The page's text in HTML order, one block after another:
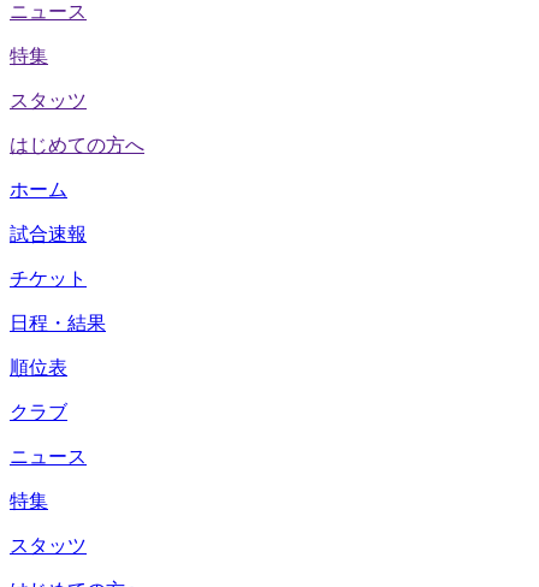
ニュース
特集
スタッツ
はじめての方へ
ホーム
試合速報
チケット
日程・結果
順位表
クラブ
ニュース
特集
スタッツ